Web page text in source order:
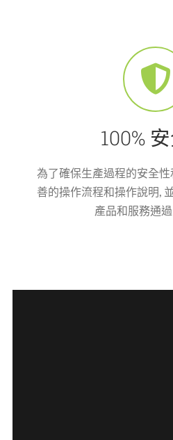
100%
為了確保生產過程的安全
善的操作流程和操作說明,
產品和服務通